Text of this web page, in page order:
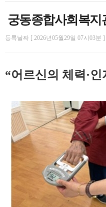
궁동종합사회복지
등록날짜 [ 2026년05월29일 07시03분 ]
“어르신의 체력·